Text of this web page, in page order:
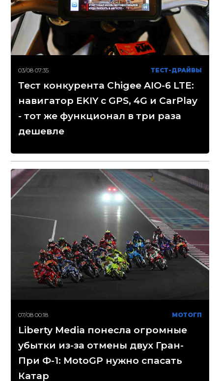
03/08 07:35 ТЕСТ-ДРАЙВЫ
Тест конкурента Chigee AIO-6 LTE:
навигатор EKIY с GPS, 4G и CarPlay
- тот же функционал в три раза
дешевле
07/08 00:18 МОТОГП
Liberty Media понесла огромные
убытки из-за отмены двух Гран-
При Ф-1: MotoGP нужно спасать
Катар